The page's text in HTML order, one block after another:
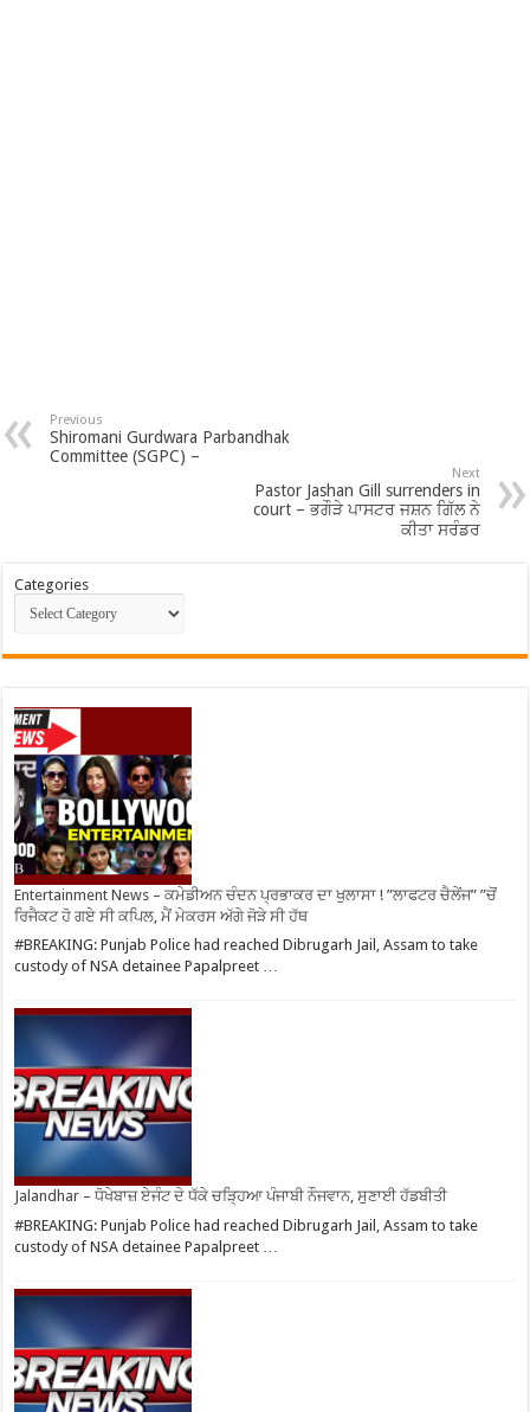
Previous
Shiromani Gurdwara Parbandhak
Committee (SGPC) –
Next
Pastor Jashan Gill surrenders in
court – ਭਗੌੜੇ ਪਾਸਟਰ ਜਸ਼ਨ ਗਿੱਲ ਨੇ
ਕੀਤਾ ਸਰੰਡਰ
Categories
Entertainment News – ਕਮੇਡੀਅਨ ਚੰਦਨ ਪ੍ਰਭਾਕਰ ਦਾ ਖੁਲਾਸਾ ! ”ਲਾਫਟਰ ਚੈਲੇਂਜ” ”ਚੋਂ
ਰਿਜੈਕਟ ਹੋ ਗਏ ਸੀ ਕਪਿਲ, ਮੈਂ ਮੇਕਰਸ ਅੱਗੇ ਜੋੜੇ ਸੀ ਹੱਥ
#BREAKING: Punjab Police had reached Dibrugarh Jail, Assam to take
custody of NSA detainee Papalpreet …
Jalandhar – ਧੋਖੇਬਾਜ਼ ਏਜੰਟ ਦੇ ਧੱਕੇ ਚੜ੍ਹਿਆ ਪੰਜਾਬੀ ਨੌਜਵਾਨ, ਸੁਣਾਈ ਹੱਡਬੀਤੀ
#BREAKING: Punjab Police had reached Dibrugarh Jail, Assam to take
custody of NSA detainee Papalpreet …